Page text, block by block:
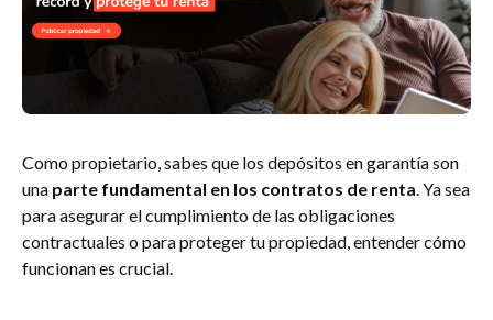
Como propietario, sabes que los depósitos en garantía son
una parte fundamental en los contratos de renta. Ya sea
para asegurar el cumplimiento de las obligaciones
contractuales o para proteger tu propiedad, entender cómo
funcionan es crucial.